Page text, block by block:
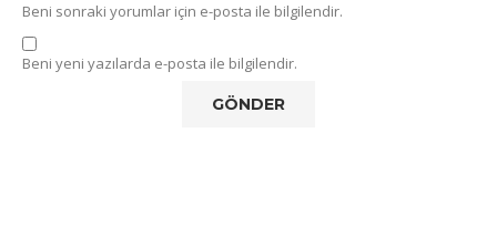
Beni sonraki yorumlar için e-posta ile bilgilendir.
Beni yeni yazılarda e-posta ile bilgilendir.